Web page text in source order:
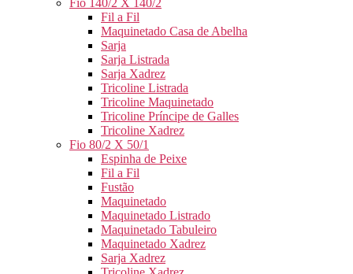
Fio 140/2 X 140/2
Fil a Fil
Maquinetado Casa de Abelha
Sarja
Sarja Listrada
Sarja Xadrez
Tricoline Listrada
Tricoline Maquinetado
Tricoline Príncipe de Galles
Tricoline Xadrez
Fio 80/2 X 50/1
Espinha de Peixe
Fil a Fil
Fustão
Maquinetado
Maquinetado Listrado
Maquinetado Tabuleiro
Maquinetado Xadrez
Sarja Xadrez